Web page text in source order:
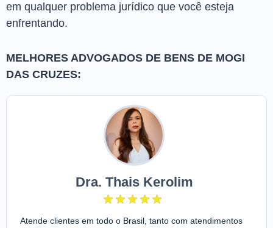
em qualquer problema jurídico que você esteja
enfrentando.
MELHORES ADVOGADOS DE BENS DE MOGI
DAS CRUZES:
Dra. Thais Kerolim
Atende clientes em todo o Brasil, tanto com atendimentos